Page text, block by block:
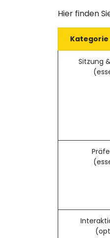
Hier finden
Kategorie
Sitzung